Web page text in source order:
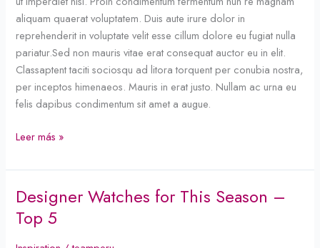
aliquam quaerat voluptatem. Duis aute irure dolor in
reprehenderit in voluptate velit esse cillum dolore eu fugiat nulla
pariatur.Sed non mauris vitae erat consequat auctor eu in elit.
Classaptent taciti sociosqu ad litora torquent per conubia nostra,
per inceptos himenaeos. Mauris in erat justo. Nullam ac urna eu
felis dapibus condimentum sit amet a augue.
Leer más »
Designer Watches for This Season –
Top 5
Designer
Watches
for
This